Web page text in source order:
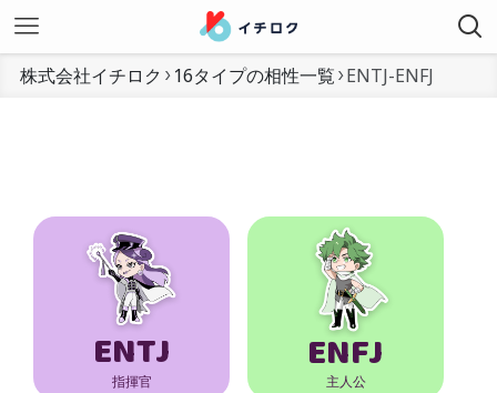
株式会社イチロク 16タイプの相性一覧 ENTJ-ENFJ
ENTJ
指揮官 ENFJ
主人公